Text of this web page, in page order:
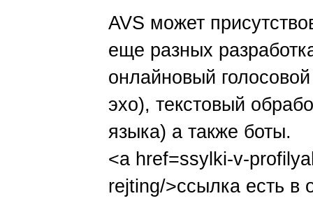
AVS может
еще разных
онлайновый
эхо), текстовый
языка) а также боты.
<a href=ssylki-v-
rejting/>ссылка есть в